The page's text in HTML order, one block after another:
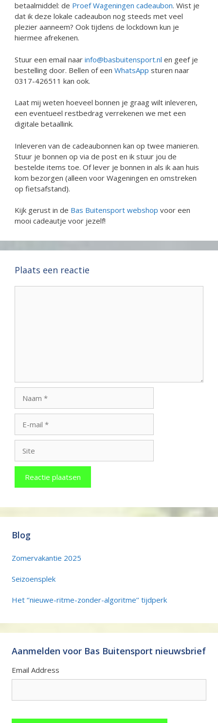
betaalmiddel: de Proef Wageningen cadeaubon. Wist je
dat ik deze lokale cadeaubon nog steeds met veel
plezier aanneem? Ook tijdens de lockdown kun je
hiermee afrekenen.
Stuur een email naar info@basbuitensport.nl en geef je
bestelling door. Bellen of een WhatsApp sturen naar
0317-426511 kan ook.
Laat mij weten hoeveel bonnen je graag wilt inleveren,
een eventueel restbedrag verrekenen we met een
digitale betaallink.
Inleveren van de cadeaubonnen kan op twee manieren.
Stuur je bonnen op via de post en ik stuur jou de
bestelde items toe. Of lever je bonnen in als ik aan huis
kom bezorgen (alleen voor Wageningen en omstreken
op fietsafstand).
Kijk gerust in de Bas Buitensport webshop voor een
mooi cadeautje voor jezelf!
Plaats een reactie
mail
Blog
Zomervakantie 2025
Seizoensplek
Het ‘’nieuwe-ritme-zonder-algoritme’’ tijdperk
Aanmelden voor Bas Buitensport nieuwsbrief
Email Address